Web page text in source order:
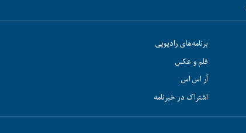
برنامه‌های رادیویی
فلم و عکس
آر اس اس
اشتراک در خبرنامه